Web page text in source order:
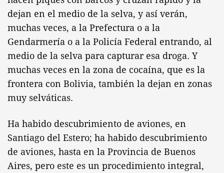
dejan en el medio de la selva, y así verán,
muchas veces, a la Prefectura o a la
Gendarmería o a la Policía Federal entrando, al
medio de la selva para capturar esa droga. Y
muchas veces en la zona de cocaína, que es la
frontera con Bolivia, también la dejan en zonas
muy selváticas.
Ha habido descubrimiento de aviones, en
Santiago del Estero; ha habido descubrimiento
de aviones, hasta en la Provincia de Buenos
Aires, pero este es un procedimiento integral,